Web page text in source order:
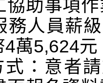
協助事項
務人員薪
4萬5,624元
式：意者